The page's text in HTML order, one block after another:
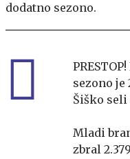
dodatno sezono.
sezono je
Šiško seli
Mladi
zbral